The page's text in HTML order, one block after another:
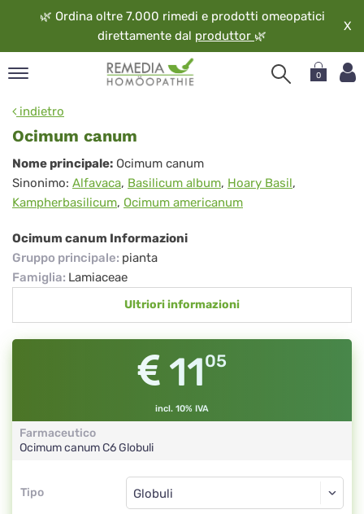
🌿 Ordina oltre 7.000 rimedi e prodotti omeopatici
direttamente dal produttor 🌿
X
0
indietro
Ocimum canum
Ocimum
canum
Nome principale: Ocimum canum
Sinonimo: Alfavaca, Basilicum album, Hoary Basil,
Kampherbasilicum, Ocimum americanum
Ocimum canum Informazioni
Gruppo principale: pianta
Famiglia: Lamiaceae
Ultriori informazioni
1105
incl. 10% IVA
Farmaceutico
Ocimum canumC6Globuli
Tipo
Tipo